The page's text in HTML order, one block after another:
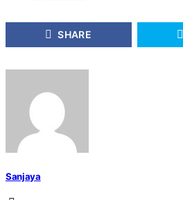
SHARE
Sanjaya